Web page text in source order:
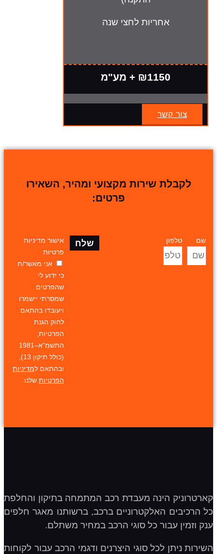
אחריות לחצי שנה
₪1150 + מע"מ
צור קשר
לקבלת שירות מקצועי ומהיר, השאירו
פרטים:
שם טלפון
אישור מדיניות
פרטיות
אני מאשר/ת
כי ידוע לי
שהפרטים
שמסרתי יישמרו
ויעובדו בהתאם
לחוק הגנת
הפרטיות,
התשמ"א–1981
(כולל תיקון 13),
ובהתאם למדיניות
הפרטיות שלנו.
שלח
קארטרוניק הינה מעבדת רכב המתמחה בתיקון והחלפת
כל הרכיבים האלקטרוניים ברכב, ברשותנו מאגר חלפים
ענק וזמין עבור כל סוגי הרכב במחיר משתלם.
השירות ניתן לכל סוגי היצרנים ודגמי הרכב עבור לקוחות